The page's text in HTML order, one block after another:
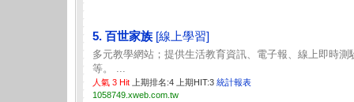
5. 百世家族 [線上學習]
多元教學網站；提供生活教育資訊、電子報、線上即時測
等。 ...
人氣 3 Hit 上期排名:4 上期HIT:3 統計報表
1058749.xweb.com.tw